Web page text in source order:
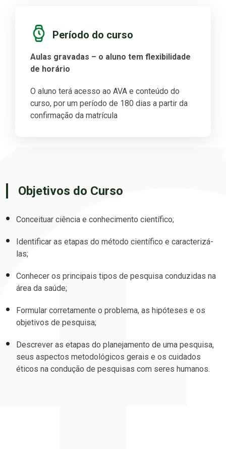
Período do curso
Aulas gravadas – o aluno tem flexibilidade
de horário
O aluno terá acesso ao AVA e conteúdo do
curso, por um período de 180 dias a partir da
confirmação da matrícula
Objetivos do Curso
Conceituar ciência e conhecimento científico;
Identificar as etapas do método científico e caracterizá-
las;
Conhecer os principais tipos de pesquisa conduzidas na
área da saúde;
Formular corretamente o problema, as hipóteses e os
objetivos de pesquisa;
Descrever as etapas do planejamento de uma pesquisa,
seus aspectos metodológicos gerais e os cuidados
éticos na condução de pesquisas com seres humanos.